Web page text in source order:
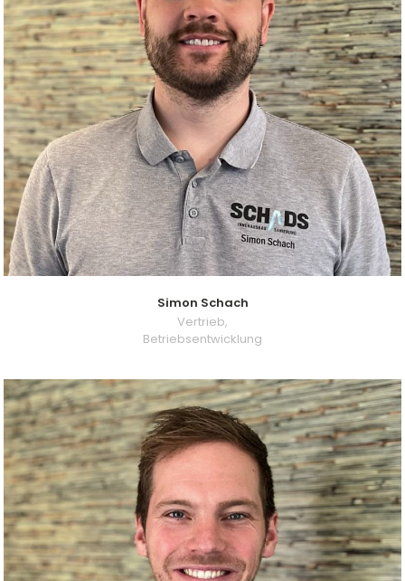
Simon Schach
Vertrieb,
Betriebsentwicklung